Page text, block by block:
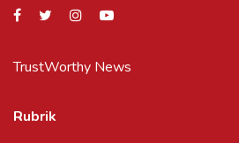
TrustWorthy News
Rubrik